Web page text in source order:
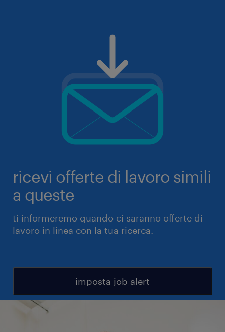
ricevi offerte di lavoro simili
a queste
ti informeremo quando ci saranno offerte di
lavoro in linea con la tua ricerca.
imposta job alert